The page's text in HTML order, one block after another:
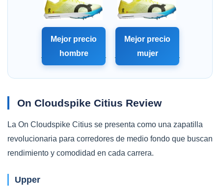
Mejor precio
hombre
Mejor precio
mujer
On Cloudspike Citius Review
La On Cloudspike Citius se presenta como una zapatilla
revolucionaria para corredores de medio fondo que buscan
rendimiento y comodidad en cada carrera.
Upper